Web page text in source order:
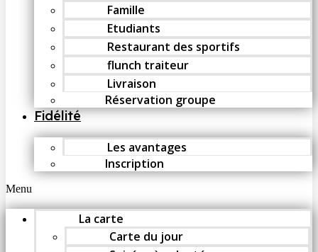
Famille
Etudiants
Restaurant des sportifs
flunch traiteur
Livraison
Réservation groupe
Fidélité
Les avantages
Inscription
Menu
La carte
Carte du jour